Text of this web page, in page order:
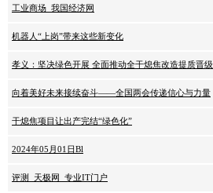
工业商场_我国经济网
机器人“上岗”带来这些新变化
孝义：坚决绿色开展 全面推动全干熄焦改造提质晋级
向着美好未来接续奋斗——全国两会传递信心与力量
干熄焦项目让出产完结“绿色化”
2024年05月01日Bl
评测_天极网_专业IT门户